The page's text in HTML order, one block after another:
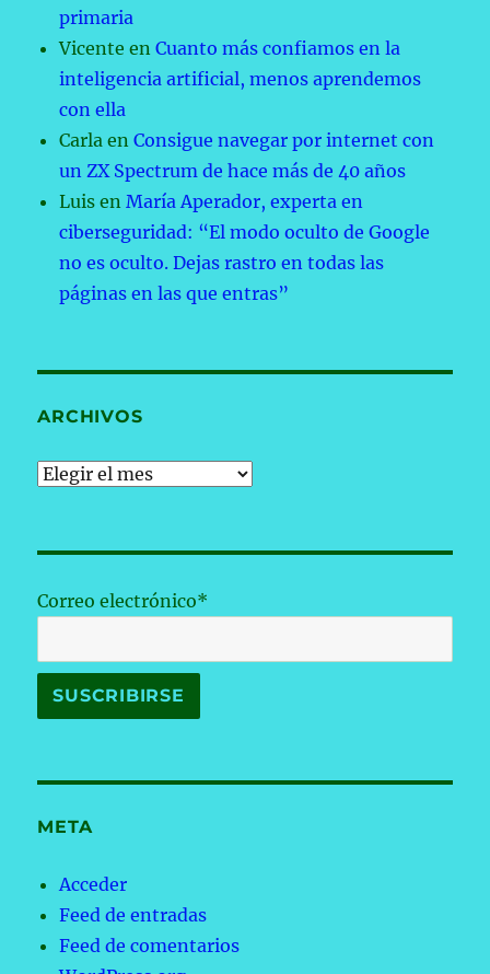
primaria
Vicente enCuanto más confiamos en la
inteligencia artificial, menos aprendemos
con ella
Carla enConsigue navegar por internet con
un ZX Spectrum de hace más de 40 años
Luis enMaría Aperador, experta en
ciberseguridad: “El modo oculto de Google
no es oculto. Dejas rastro en todas las
páginas en las que entras”
ARCHIVOS
Archivos
Correo electrónico*
META
Acceder
Feed de entradas
Feed de comentarios